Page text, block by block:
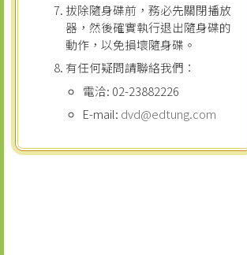
拔除隨身碟前，務必先關閉播放
器，然後確實執行退出隨身碟的
動作，以免損壞隨身碟。
有任何疑問請聯絡我們：
電洽: 02-23882226
E-mail: dvd@edtung.com